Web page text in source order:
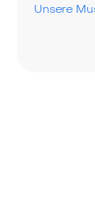
Unsere